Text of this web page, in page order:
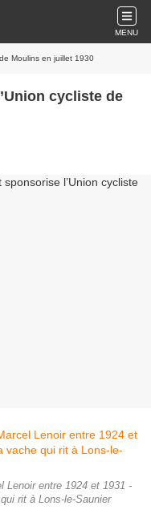
MENU
Moulins en juillet 1930
cycliste de
Lenoir entre 1924 et 1931 -
rit à Lons-le-Saunier